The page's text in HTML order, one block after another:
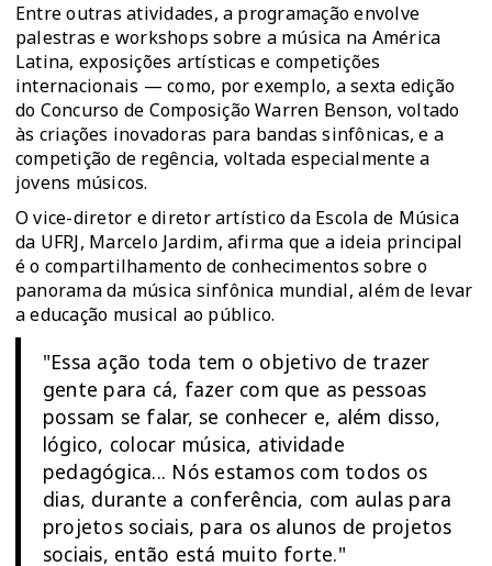
Entre outras atividades, a programação envolve
palestras e workshops sobre a música na América
Latina, exposições artísticas e competições
internacionais — como, por exemplo, a sexta edição
do Concurso de Composição Warren Benson, voltado
às criações inovadoras para bandas sinfônicas, e a
competição de regência, voltada especialmente a
jovens músicos.
O vice-diretor e diretor artístico da Escola de Música
da UFRJ, Marcelo Jardim, afirma que a ideia principal
é o compartilhamento de conhecimentos sobre o
panorama da música sinfônica mundial, além de levar
a educação musical ao público.
"Essa ação toda tem o objetivo de trazer
gente para cá, fazer com que as pessoas
possam se falar, se conhecer e, além disso,
lógico, colocar música, atividade
pedagógica... Nós estamos com todos os
dias, durante a conferência, com aulas para
projetos sociais, para os alunos de projetos
sociais, então está muito forte."